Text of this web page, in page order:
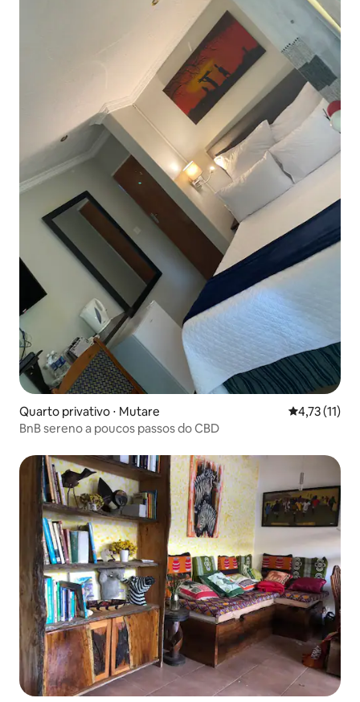
Quarto privativo ⋅ Mutare 4,73 de uma
4,73 (11)
BnB sereno a poucos passos do CBD